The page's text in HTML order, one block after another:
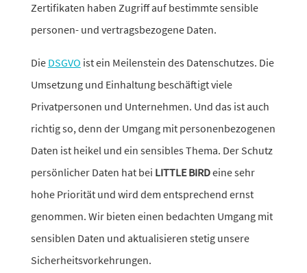
Zertifikaten haben Zugriff auf bestimmte sensible
personen- und vertrags­be­zo­gene Daten.
Die DSGVO ist ein Meilenstein des Datenschutzes. Die
Umsetzung und Einhaltung beschäf­tigt viele
Privatpersonen und Unternehmen. Und das ist auch
richtig so, denn der Umgang mit perso­nen­be­zo­genen
Daten ist heikel und ein sensi­bles Thema. Der Schutz
persön­li­cher Daten hat bei LITTLE BIRDeine sehr
hohe Priorität und wird dem entspre­chend ernst
genommen. Wir bieten einen bedachten Umgang mit
sensi­blen Daten und aktua­li­sieren stetig unsere
Sicherheitsvorkehrungen.